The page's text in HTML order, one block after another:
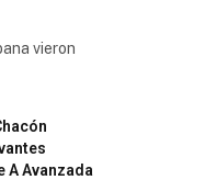
vieron
A Avanzada